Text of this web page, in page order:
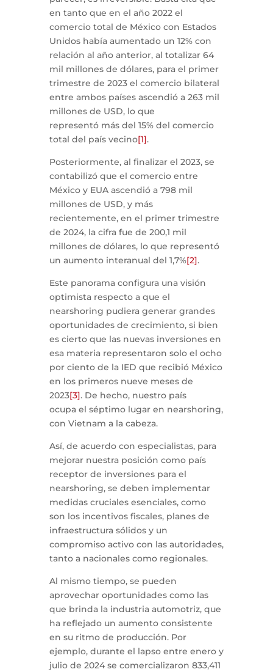
en tanto que en el año 2022 el
comercio total de México con Estados
Unidos había aumentado un 12% con
relación al año anterior, al totalizar 64
mil millones de dólares, para el primer
trimestre de 2023 el comercio bilateral
entre ambos países ascendió a 263 mil
millones de USD, lo que
representó más del 15% del comercio
total del país vecino[1].
Posteriormente, al finalizar el 2023, se
contabilizó que el comercio entre
México y EUA ascendió a 798 mil
millones de USD, y más
recientemente, en el primer trimestre
de 2024, la cifra fue de 200,1 mil
millones de dólares, lo que representó
un aumento interanual del 1,7%[2].
Este panorama configura una visión
optimista respecto a que el
nearshoring pudiera generar grandes
oportunidades de crecimiento, si bien
es cierto que las nuevas inversiones en
esa materia representaron solo el ocho
por ciento de la IED que recibió México
en los primeros nueve meses de
2023[3]. De hecho, nuestro país
ocupa el séptimo lugar en nearshoring,
con Vietnam a la cabeza.
Así, de acuerdo con especialistas, para
mejorar nuestra posición como país
receptor de inversiones para el
nearshoring, se deben implementar
medidas cruciales esenciales, como
son los incentivos fiscales, planes de
infraestructura sólidos y un
compromiso activo con las autoridades,
tanto a nacionales como regionales.
Al mismo tiempo, se pueden
aprovechar oportunidades como las
que brinda la industria automotriz, que
ha reflejado un aumento consistente
en su ritmo de producción. Por
ejemplo, durante el lapso entre enero y
julio de 2024 se comercializaron 833,411